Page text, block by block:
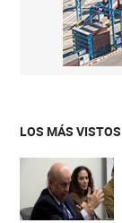
LOS MÁS VISTOS